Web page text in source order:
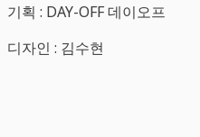
기획 : DAY-OFF 데이오프
디자인 : 김수현